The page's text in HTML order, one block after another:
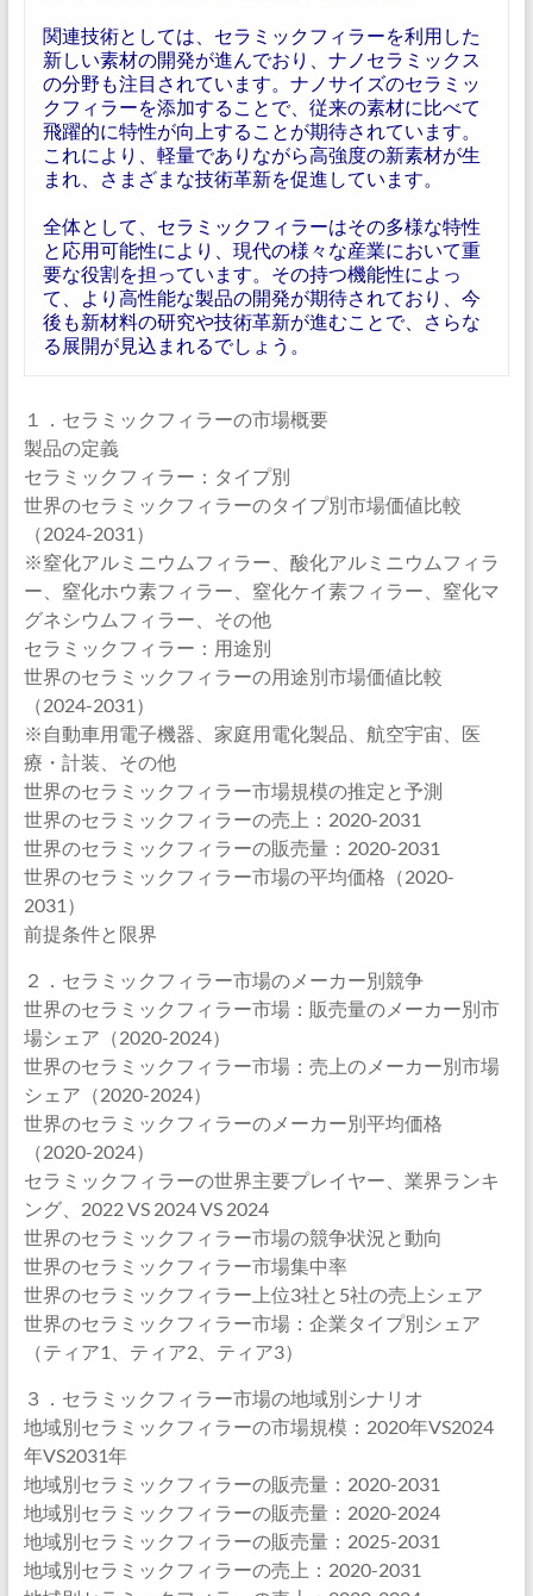
関連技術としては、セラミックフィラーを利用した
新しい素材の開発が進んでおり、ナノセラミックス
の分野も注目されています。ナノサイズのセラミッ
クフィラーを添加することで、従来の素材に比べて
飛躍的に特性が向上することが期待されています。
これにより、軽量でありながら高強度の新素材が生
まれ、さまざまな技術革新を促進しています。
全体として、セラミックフィラーはその多様な特性
と応用可能性により、現代の様々な産業において重
要な役割を担っています。その持つ機能性によっ
て、より高性能な製品の開発が期待されており、今
後も新材料の研究や技術革新が進むことで、さらな
る展開が見込まれるでしょう。
１．セラミックフィラーの市場概要
製品の定義
セラミックフィラー：タイプ別
世界のセラミックフィラーのタイプ別市場価値比較
（2024-2031）
※窒化アルミニウムフィラー、酸化アルミニウムフィラ
ー、窒化ホウ素フィラー、窒化ケイ素フィラー、窒化マ
グネシウムフィラー、その他
セラミックフィラー：用途別
世界のセラミックフィラーの用途別市場価値比較
（2024-2031）
※自動車用電子機器、家庭用電化製品、航空宇宙、医
療・計装、その他
世界のセラミックフィラー市場規模の推定と予測
世界のセラミックフィラーの売上：2020-2031
世界のセラミックフィラーの販売量：2020-2031
世界のセラミックフィラー市場の平均価格（2020-
2031）
前提条件と限界
２．セラミックフィラー市場のメーカー別競争
世界のセラミックフィラー市場：販売量のメーカー別市
場シェア（2020-2024）
世界のセラミックフィラー市場：売上のメーカー別市場
シェア（2020-2024）
世界のセラミックフィラーのメーカー別平均価格
（2020-2024）
セラミックフィラーの世界主要プレイヤー、業界ランキ
ング、2022 VS 2024 VS 2024
世界のセラミックフィラー市場の競争状況と動向
世界のセラミックフィラー市場集中率
世界のセラミックフィラー上位3社と5社の売上シェア
世界のセラミックフィラー市場：企業タイプ別シェア
（ティア1、ティア2、ティア3）
３．セラミックフィラー市場の地域別シナリオ
地域別セラミックフィラーの市場規模：2020年VS2024
年VS2031年
地域別セラミックフィラーの販売量：2020-2031
地域別セラミックフィラーの販売量：2020-2024
地域別セラミックフィラーの販売量：2025-2031
地域別セラミックフィラーの売上：2020-2031